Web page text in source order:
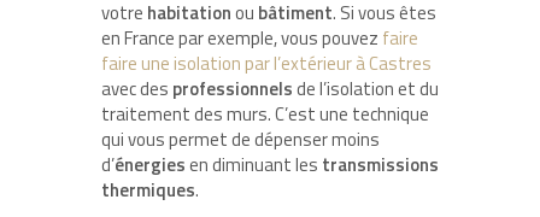
votre habitationou bâtiment. Si vous êtes
en France par exemple, vous pouvez faire
faire une isolation par l’extérieur à Castres
avec des professionnelsde l’isolation et du
traitement des murs. C’est une technique
qui vous permet de dépenser moins
d’énergiesen diminuant les transmissions
thermiques.